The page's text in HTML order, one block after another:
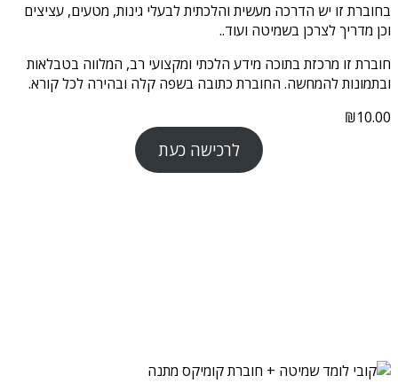
בחוברת זו יש הדרכה מעשית והלכתית לבעלי גינות, מטעים, עציצים
וכן מדריך לצרכן בשמיטה ועוד..
חוברת זו מרכזת בתוכה מידע הלכתי ומקצועי רב, המלווה בטבלאות
ובתמונות להמחשה. החוברת כתובה בשפה קלה ובהירה לכל קורא.
₪10.00
לרכישה כעת